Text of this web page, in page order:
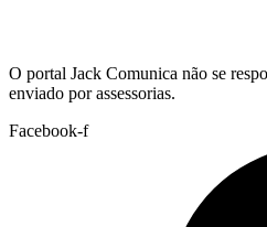
O portal Jack Comunica não se
enviado por assessorias.
Facebook-f